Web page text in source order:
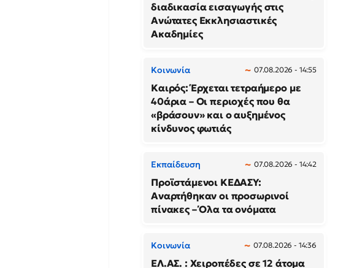
διαδικασία εισαγωγής στις
Ανώτατες Εκκλησιαστικές
Ακαδημίες
Κοινωνία 07.08.2026 - 14:55
Καιρός: Έρχεται τετραήμερο με
40άρια – Οι περιοχές που θα
«βράσουν» και ο αυξημένος
κίνδυνος φωτιάς
Εκπαίδευση 07.08.2026 - 14:42
Προϊστάμενοι ΚΕΔΑΣΥ:
Αναρτήθηκαν οι προσωρινοί
πίνακες – Όλα τα ονόματα
Κοινωνία 07.08.2026 - 14:36
ΕΛ.ΑΣ. : Χειροπέδες σε 12 άτομα